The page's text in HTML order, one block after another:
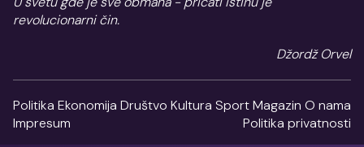
revolucionarni čin.
Džordž Orvel
Politika Ekonomija Društvo Kultura SportMagazin O nama
Impresum
Politika privatnosti